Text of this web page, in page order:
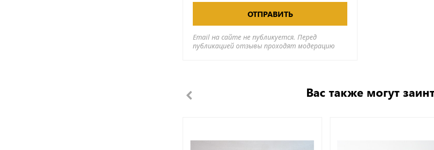
ОТПРАВИТЬ
Email на сайте не публикуется. Перед
публикацией отзывы проходят модерацию
Вас также могут